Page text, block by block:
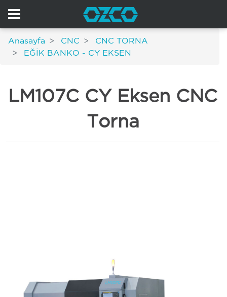
Anasayfa CNC
CNC TORNA
EĞİK BANKO - CY EKSEN
LM107C CY Eksen CNC
Torna